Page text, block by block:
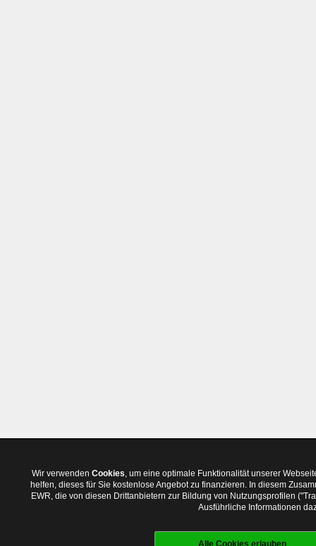
Wir verwenden Cookies, um eine optimale Funktionalität unserer
helfen, dieses für Sie kostenlose Angebot zu finanzieren. In diesem
EWR, die von diesen Drittanbietern zur Bildung von Nutzungsprofilen
Ausführliche Informationen
Alle Cookies erlauben